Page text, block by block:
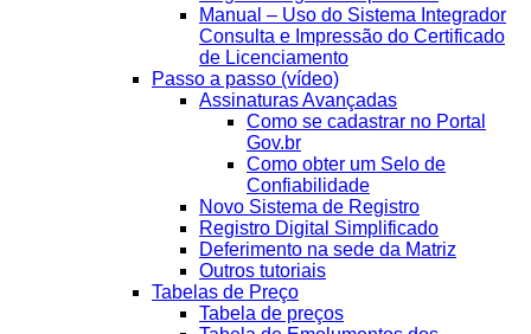
Manual – Uso do Sistema Integrador
Consulta e Impressão do Certificado
de Licenciamento
Passo a passo (vídeo)
Assinaturas Avançadas
Como se cadastrar no Portal
Gov.br
Como obter um Selo de
Confiabilidade
Novo Sistema de Registro
Registro Digital Simplificado
Deferimento na sede da Matriz
Outros tutoriais
Tabelas de Preço
Tabela de preços